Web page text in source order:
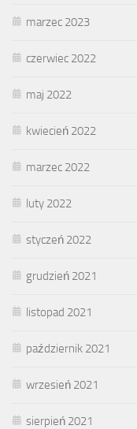
marzec 2023
czerwiec 2022
maj 2022
kwiecień 2022
marzec 2022
luty 2022
styczeń 2022
grudzień 2021
listopad 2021
październik 2021
wrzesień 2021
sierpień 2021